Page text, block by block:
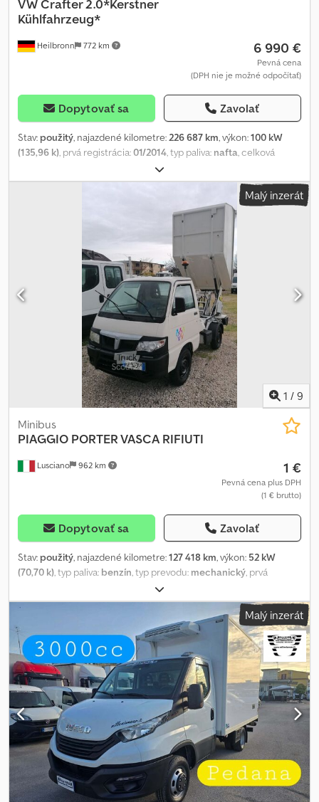
Heilbronn 772 km
VWCrafter 2.0*Kerstner
Kühlfahrzeug*
6 990 €
Pevná cena
(DPH nie je možné odpočítať)
Dopytovať sa Zavolať
Stav: použitý, najazdené kilometre:226 687 km, výkon:100 kW
(135,96 k), prvá registrácia:01/2014, typ paliva: nafta, celková
, typ prevodu:
trieda:Euro 5, počet sedadiel:3, Výbava:ABS, centrálne
zamykanie, elektronický stabilizačný program (ESP), navigačný
, !!!!! CHLADENIE NEFUNGUJE !!!!! Chjdpfx
Aox Iai Ijbzoa 3-miestne, posilňovač riadenia, airbag vodiča, 6-
stupňová manuálna prevodovka, otáčkomer, posilňovač riadenia,
elektrické okná, palubný počítač, elektrické vonkajšie spätné
zrkadlá, stredová lakťová opierka, Euro5, krídlové dvere, centrálne
zamykanie + diaľkové ovládanie, chladiarenské vozidlo Kerstner,
prepravník čerstvých potravín atď. Zmena, medzi predaj a tlačové
chyby vyhradené. Predaj iba pre podnikateľov a na export. !!!! Fg-
5429 !!!! Kľúčové číslo 107 !!!!! Čelné sklo má prasklinu !!!!! Skúšobná
jazda/kontrola možná v Dekra, Tüv alebo VW !!!!! V MENE
Malý inzerát
1 / 9
Lusciano 962 km
Minibus
PIAGGIO PORTER VASCA RIFIUTI
1 €
Pevná cena plus DPH
(1 € brutto)
Dopytovať sa Zavolať
Stav: použitý, najazdené kilometre:127 418 km, výkon: 52 kW
(70,70 k) , typ paliva: benzín , typ prevodu: mechanický , prvá
, počet sedadiel:
2015, PORTER CASSONE korba na odpad Chsdovbmfqopfx Abzsa
POZNÁMKA: NA EMAILY NEODPOVEDÁME, IBA TELEFONICKÝ
KONTAKT. TEL. EMI-AUTOCAR
Malý inzerát